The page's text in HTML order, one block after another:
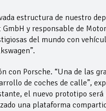
estructura de nuestro
y responsable de
del mundo con
con Porsche. “Una de las
de coches de calle”,
el nuevo prototipo
una plataforma